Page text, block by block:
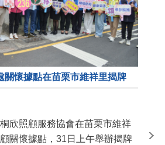
關懷據點在苗栗市維祥里揭牌
欣照顧服務協會在苗栗市維祥
關懷據點，31日上午舉辦揭牌
苗